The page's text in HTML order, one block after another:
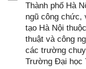
Thành phố Hà
ngũ công chức,
tạo Hà Nội
thuật và công
các trường
Trường Đại học